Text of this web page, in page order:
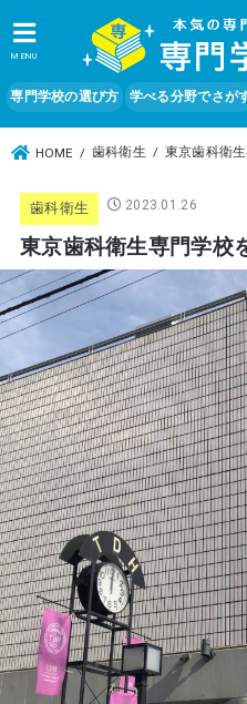
MENU
専門学校の選び方 学べる分野でさが
HOME 歯科衛生 東京歯科衛
歯科衛生 2023.01.26
東京歯科衛生専門学校